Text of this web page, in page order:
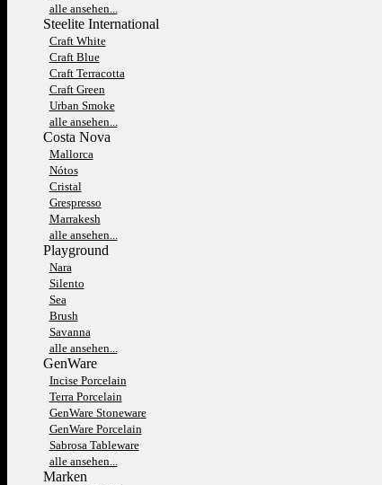
alle ansehen...
Steelite International
Craft White
Craft Blue
Craft Terracotta
Craft Green
Urban Smoke
alle ansehen...
Costa Nova
Mallorca
Nótos
Cristal
Grespresso
Marrakesh
alle ansehen...
Playground
Nara
Silento
Sea
Brush
Savanna
alle ansehen...
GenWare
Incise Porcelain
Terra Porcelain
GenWare Stoneware
GenWare Porcelain
Sabrosa Tableware
alle ansehen...
Marken